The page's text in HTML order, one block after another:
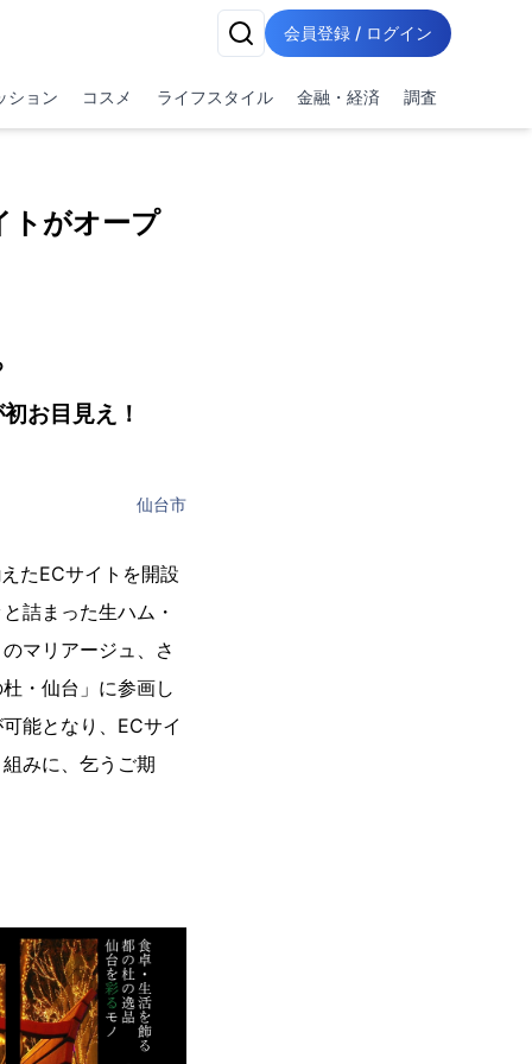
会員登録 / ログイン
ション コスメ ライフスタイル 金融・経済 調査
トがオープ
リアージュ♡
目見え！
仙台市
たECサイトを開設
詰まった生ハム・
マリアージュ、さ
・仙台」に参画し
能となり、ECサイ
みに、乞うご期